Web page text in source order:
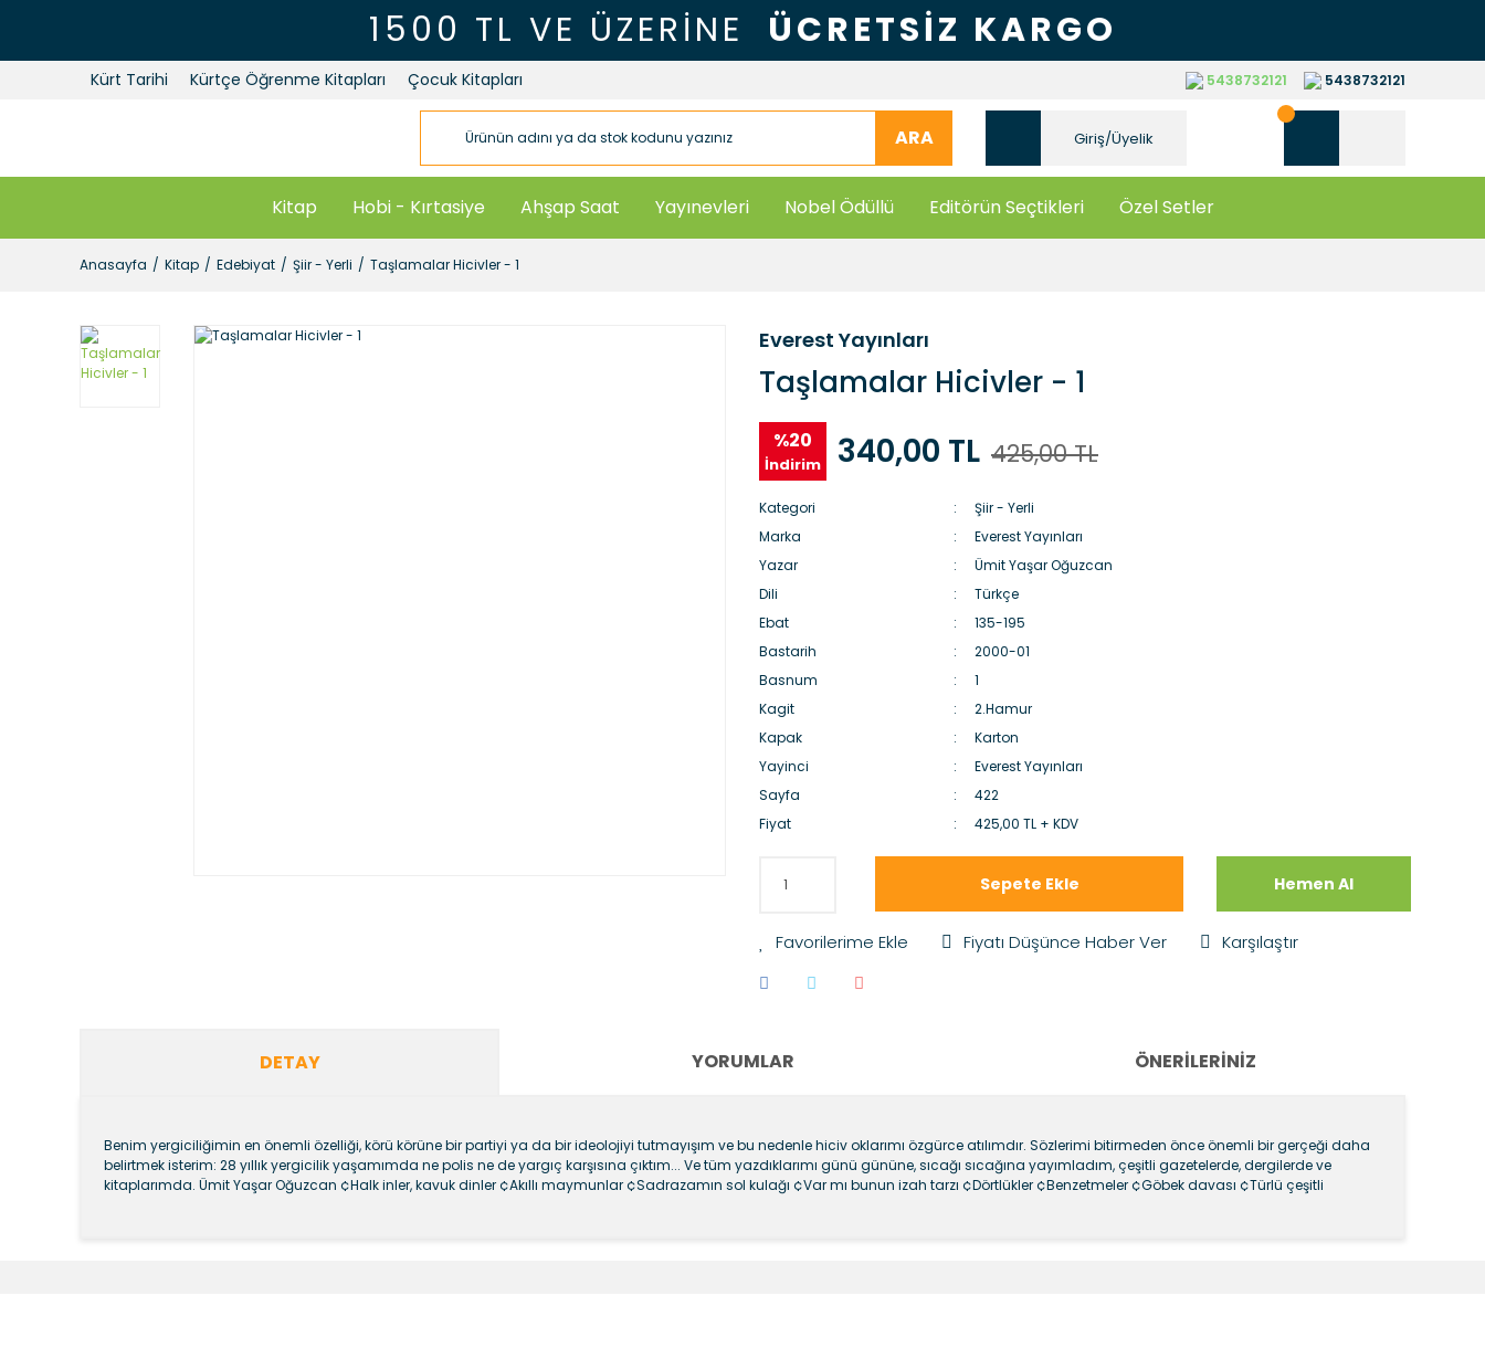
1500 TL VE ÜZERİNE ÜCRETSİZ KARGO
Kürt Tarihi Kürtçe Öğrenme Kitapları Çocuk Kitapları 5438732121 5438732121
ARA Giriş/Üyelik
Kitap Hobi - Kırtasiye Ahşap Saat Yayınevleri Nobel Ödüllü Editörün Seçtikleri Özel Setler
Anasayfa Kitap Edebiyat Şiir - Yerli Taşlamalar Hicivler - 1
Everest Yayınları
Taşlamalar Hicivler - 1
%20
İndirim 340,00 TL 425,00 TL
Kategori
Şiir - Yerli
Marka
Everest Yayınları
Yazar
Ümit Yaşar Oğuzcan
Dili
Türkçe
Ebat
135-195
Bastarih
2000-01
Basnum
1
Kagit
2.Hamur
Kapak
Karton
Yayinci
Everest Yayınları
Sayfa
422
Fiyat
425,00 TL + KDV
Sepete Ekle Hemen Al
Fiyatı Düşünce Haber Ver Karşılaştır
DETAY YORUMLAR ÖNERILERINIZ
Benim yergiciliğimin en önemli özelliği, körü körüne bir partiyi ya da bir ideolojiyi tutmayışım ve bu nedenle hiciv oklarımı özgürce atılımdır. Sözlerimi bitirmeden önce önemli bir gerçeği daha
belirtmek isterim: 28 yıllık yergicilik yaşamımda ne polis ne de yargıç karşısına çıktım... Ve tüm yazdıklarımı günü gününe, sıcağı sıcağına yayımladım, çeşitli gazetelerde, dergilerde ve
kitaplarımda. Ümit Yaşar Oğuzcan ¢Halk inler, kavuk dinler ¢Akıllı maymunlar ¢Sadrazamın sol kulağı ¢Var mı bunun izah tarzı ¢Dörtlükler ¢Benzetmeler ¢Göbek davası ¢Türlü çeşitli